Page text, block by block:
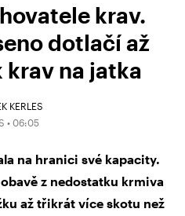
krav.
dotlačí až
na jatka
KERLES
• 06:05
na hranici své kapacity.
z nedostatku krmiva
až třikrát více skotu než